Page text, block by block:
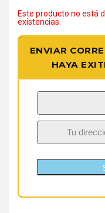
Este producto no está
existencias.
ENVIAR
HAYA